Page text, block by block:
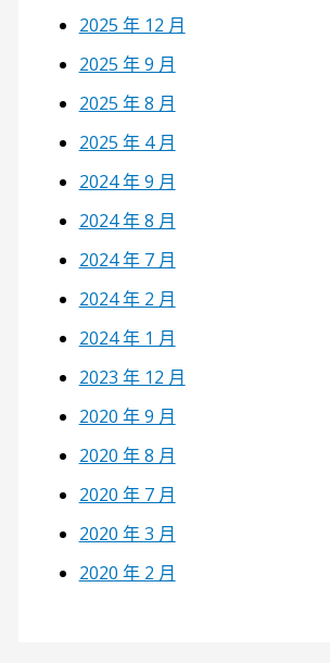
2025 年 12 月
2025 年 9 月
2025 年 8 月
2025 年 4 月
2024 年 9 月
2024 年 8 月
2024 年 7 月
2024 年 2 月
2024 年 1 月
2023 年 12 月
2020 年 9 月
2020 年 8 月
2020 年 7 月
2020 年 3 月
2020 年 2 月